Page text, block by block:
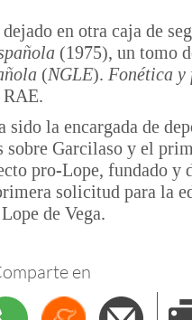
en otra caja de
(1975), un tomo
(NGLE). Fonética
RAE.
la encargada de
sobre Garcilaso y el
pro-Lope, fundado y
solicitud para la
de Vega.
en
WhatsappMenéame